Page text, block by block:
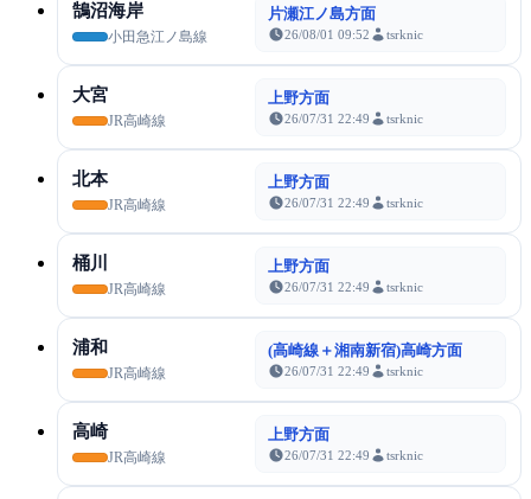
鵠沼海岸
小田急江ノ島線
片瀬江ノ島方面
26/08/01 09:52 tsrknic
大宮
JR高崎線
上野方面
26/07/31 22:49 tsrknic
北本
JR高崎線
上野方面
26/07/31 22:49 tsrknic
桶川
JR高崎線
上野方面
26/07/31 22:49 tsrknic
浦和
JR高崎線
(高崎線＋湘南新宿)高崎方面
26/07/31 22:49 tsrknic
高崎
JR高崎線
上野方面
26/07/31 22:49 tsrknic